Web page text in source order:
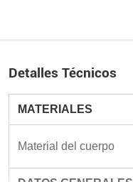
Detalles Técnicos
MATERIALES
Material del cuerpo